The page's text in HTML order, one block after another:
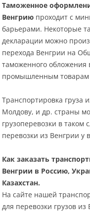
Таможенное
Венгрию проходит с
барьерами. Некоторые
декларации можно
перехода Венгрии на
таможенного обложения
промышленным товарам
Транспортировка груза
Молдову, и др. страны
грузоперевозки в таком
перевозки из Венгрии у
Как заказать
Венгрии в Россию,
Казахстан.
На сайте нашей
для перевозки грузов